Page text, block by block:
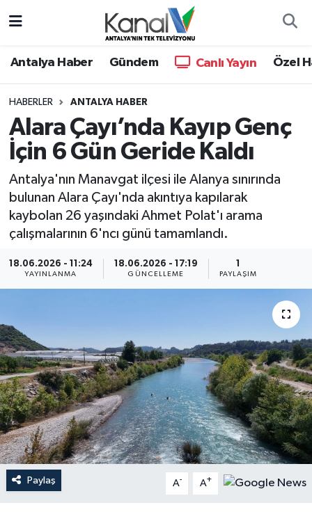
Antalya Haber Gündem Canlı Yayın Özel
HABERLER ANTALYA HABER
Alara Çayı’nda Kayıp Genç
İçin 6 Gün Geride Kaldı
Antalya'nın Manavgat ilçesi ile Alanya sınırında
bulunan Alara Çayı'nda akıntıya kapılarak
kaybolan 26 yaşındaki Ahmet Polat'ı arama
çalışmalarının 6'ncı günü tamamlandı.
18.06.2026 - 11:24
YAYINLANMA
18.06.2026 - 17:19
GÜNCELLEME
1
PAYLAŞIM
Paylaş A- A+
Antalya Haber
Dünya
Eğitim
Ekonomi
Gündem
Günün Manşetleri
KANALV Spor
Kültür Sanat
Magazin
Öğle Bülteni
Hava Durumu
Trafik Durumu
Süper Lig Puan Durumu ve Fikstür
Tüm Manşetler
Son Dakika Haberleri
Haber Arşivi